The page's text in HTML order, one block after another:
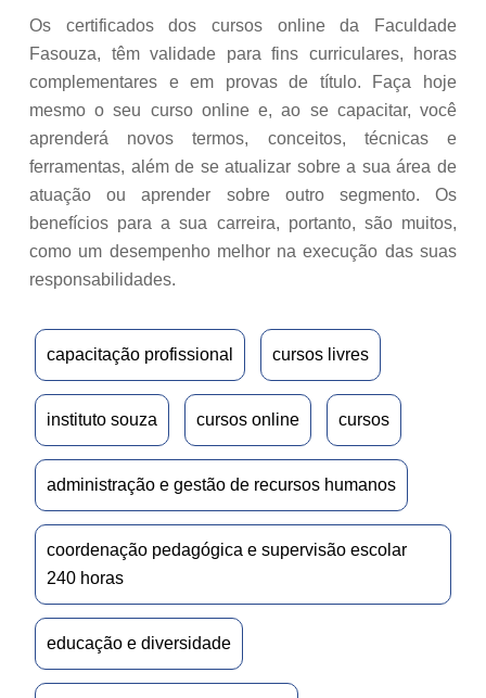
Os certificados dos cursos online da Faculdade
Fasouza, têm validade para fins curriculares, horas
complementares e em provas de título. Faça hoje
mesmo o seu curso online e, ao se capacitar, você
aprenderá novos termos, conceitos, técnicas e
ferramentas, além de se atualizar sobre a sua área de
atuação ou aprender sobre outro segmento. Os
benefícios para a sua carreira, portanto, são muitos,
como um desempenho melhor na execução das suas
responsabilidades.
capacitação profissional cursos livres
instituto souza cursos online cursos
administração e gestão de recursos humanos
coordenação pedagógica e supervisão escolar
240 horas
educação e diversidade